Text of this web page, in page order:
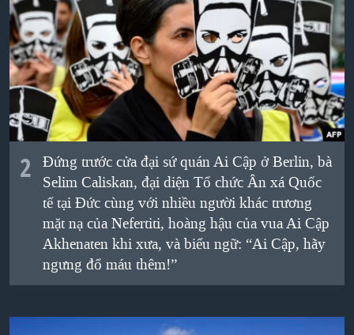
QUAN HỆ VIỆT MỸ
2
Đứng trước cửa đại sứ quán Ai Cập ở Berlin, bà
Selim Caliskan, đại diện Tổ chức Ân xá Quốc
tế tại Đức cùng với nhiều người khác trương
mặt nạ của Nefertiti, hoàng hậu của vua Ai Cập
Akhenaten khi xưa, và biểu ngữ: “Ai Cập, hãy
ngưng đổ máu thêm!”